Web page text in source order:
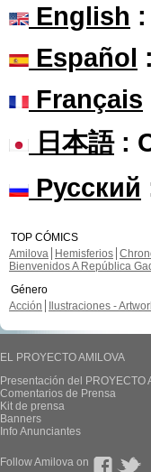
English
Español
Français
日本語:
Русский
TOP CÓMICS
Amilova
Hemisferios
Bienvenidos A República
Género
Acción
Ilustraciones -
EL PROYECTO AMILOVA
Presentación del PROYECTO
Comentarios de Prensa
Kit de prensa
Banners
Info Anunciantes
Follow Amilova on